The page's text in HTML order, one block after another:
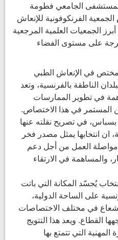
الجامعي فطومة
الجمعية الفرنكوفونية للإنعاش
الجمعيات العلمية المرجعية
على مستوى الفضاء
وتضم الجمعية أكثر من 3000 مختص في الإنعاش الطبي
الناطقة بالفرنسية، وتعد
في تطوير الممارسات
المستمر في هذا الاختصاص.
بسباس، في تصريح نقلته عنها
ان انتخابها يمثل مصدر فخر
العمل من أجل دعم
والمساهمة في الارتقاء
يُجسّد المكانة التي باتت
على الساحة الدولية،
في مختلف الاختصاصات
القطاع. ويعد هذا التتويج
المهنية التي تتمتع بها